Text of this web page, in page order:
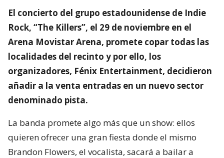
El concierto del grupo estadounidense de Indie
Rock, “The Killers”, el 29 de noviembre en el
Arena Movistar Arena, promete copar todas las
localidades del recinto y por ello, los
organizadores, Fénix Entertainment, decidieron
añadir a la venta entradas en un nuevo sector
denominado pista.
La banda promete algo más que un show: ellos
quieren ofrecer una gran fiesta donde el mismo
Brandon Flowers, el vocalista, sacará a bailar a